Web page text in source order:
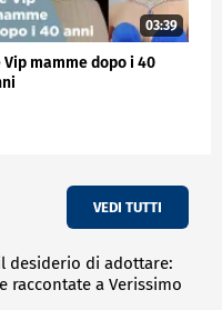
03:39
Vip mamme dopo i 40
VEDI TUTTI
desiderio di adottare:
raccontate a Verissimo